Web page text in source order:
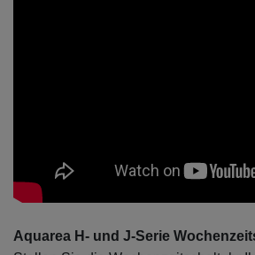
Aquarea H- und J-Serie